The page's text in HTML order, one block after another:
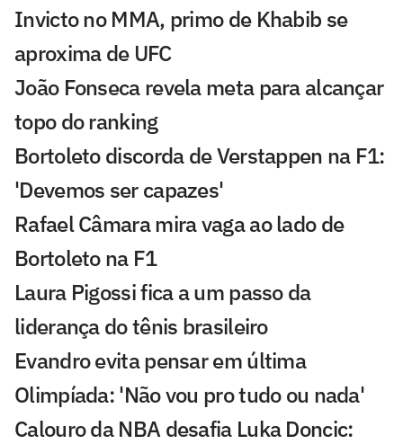
Invicto no MMA, primo de Khabib se
aproxima de UFC
João Fonseca revela meta para alcançar
topo do ranking
Bortoleto discorda de Verstappen na F1:
'Devemos ser capazes'
Rafael Câmara mira vaga ao lado de
Bortoleto na F1
Laura Pigossi fica a um passo da
liderança do tênis brasileiro
Evandro evita pensar em última
Olimpíada: 'Não vou pro tudo ou nada'
Calouro da NBA desafia Luka Doncic: